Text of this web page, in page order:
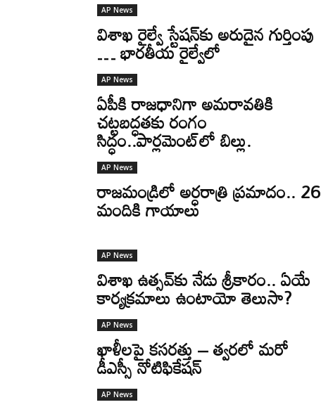
AP News
విశాఖ రైల్వే స్టేషన్‌కు అరుదైన గుర్తింపు
… భారతీయ రైల్వేలో
AP News
ఏపీకి రాజధానిగా అమరావతికి
చట్టబద్ధతకు రంగం
సిద్ధం..పార్లమెంట్‌లో బిల్లు.
AP News
రాజమండ్రిలో అర్ధరాత్రి ప్రమాదం.. 26
మందికి గాయాలు
AP News
విశాఖ ఉత్సవ్‌కు నేడు శ్రీకారం.. ఏయే
కార్యక్రమాలు ఉంటాయో తెలుసా?
AP News
ఖాళీలపై కసరత్తు – త్వరలో మరో
డీఎస్సీ నోటిఫికేషన్
AP News